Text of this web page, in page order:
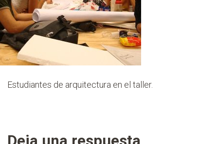
Estudiantes de arquitectura en el taller.